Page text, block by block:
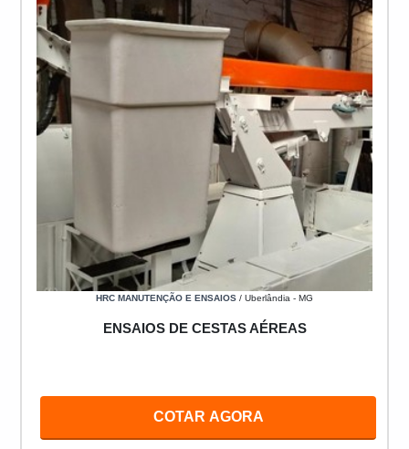
HRC MANUTENÇÃO E ENSAIOS / Uberlândia - MG
ENSAIOS DE CESTAS AÉREAS
COTAR AGORA